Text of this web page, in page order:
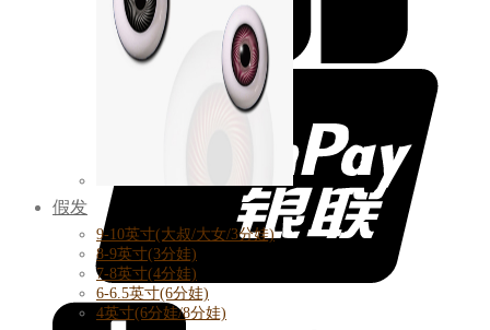
假发
9-10英寸(大叔/大女/3分娃)
8-9英寸(3分娃)
7-8英寸(4分娃)
6-6.5英寸(6分娃)
4英寸(6分娃/8分娃)